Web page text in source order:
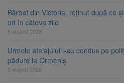
Bărbat din Victoria, reținut după ce
ori în câteva zile
6 august 2026
Urmele atelajului i-au condus pe
pădure la Ormeniș
6 august 2026